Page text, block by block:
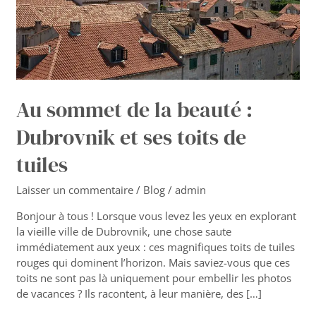
Au sommet de la beauté :
Dubrovnik et ses toits de
tuiles
Laisser un commentaire / Blog /admin
Bonjour à tous ! Lorsque vous levez les yeux en explorant
la vieille ville de Dubrovnik, une chose saute
immédiatement aux yeux : ces magnifiques toits de tuiles
rouges qui dominent l’horizon. Mais saviez-vous que ces
toits ne sont pas là uniquement pour embellir les photos
de vacances ? Ils racontent, à leur manière, des […]
et
ses
toits
de
tuiles